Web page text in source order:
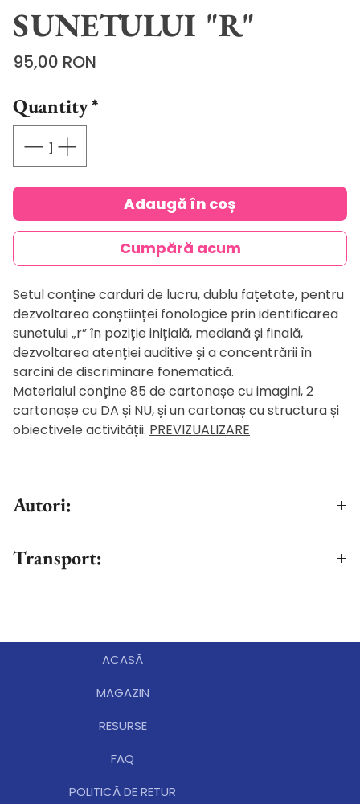
SUNETULUI "R"
95,00 RON
Quantity*
Adaugă în coș
Cumpără acum
Setul conține carduri de lucru, dublu fațetate, pentru
dezvoltarea conștiinței fonologice prin identificarea
sunetului „r” în poziție inițială, mediană și finală,
dezvoltarea atenției auditive și a concentrării în
sarcini de discriminare fonematică.
Materialul conține 85 de cartonașe cu imagini, 2
cartonașe cu DA și NU, și un cartonaș cu structura și
obiectivele activității. PREVIZUALIZARE
Autori:
DORINA-ANCA TALAȘ
Transport:
pentru zonele accesibile firmei de curierat. În situația
în care comanda este în afara zonei de acoperire,
veți fi contactați de editură pentru confirmarea
ACASĂ
MAGAZIN
RESURSE
FAQ
POLITICĂ DE RETUR